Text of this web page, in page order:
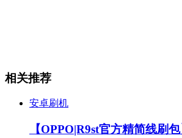
相关推荐
安卓刷机
【OPPO|R9st官方精简线刷